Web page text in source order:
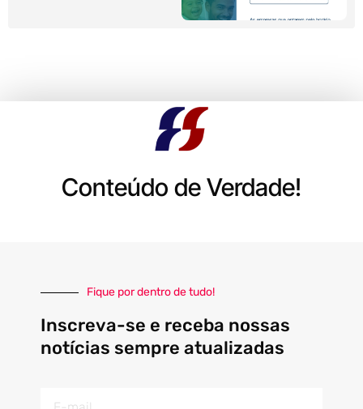
Conteúdo de Verdade!
Fique por dentro de tudo!
Inscreva-se e receba nossas
notícias sempre atualizadas